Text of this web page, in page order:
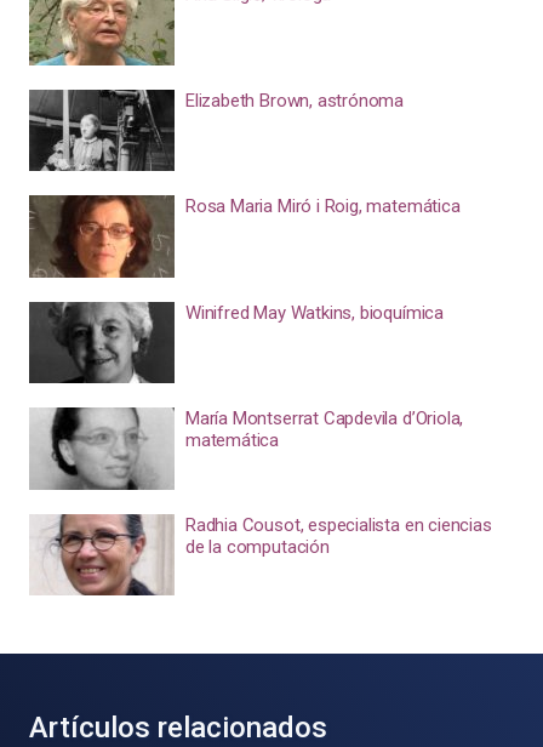
Elizabeth Brown, astrónoma
Rosa Maria Miró i Roig, matemática
Winifred May Watkins, bioquímica
María Montserrat Capdevila d’Oriola,
matemática
Radhia Cousot, especialista en ciencias
de la computación
Artículos relacionados